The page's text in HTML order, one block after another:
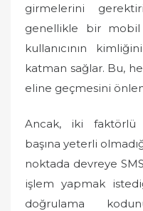
girmelerini
genellikle bir mobil
kullanıcının
katman sağlar. Bu,
eline geçmesini
Ancak, iki faktörlü
başına yeterli
noktada devreye
işlem yapmak
doğrulama